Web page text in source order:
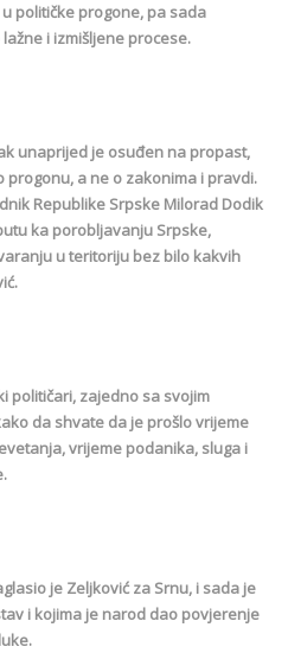
političke progone, pa sada
i izmišljene procese.
unaprijed je osuđen na propast,
progonu, a ne o zakonima i pravdi.
Republike Srpske Milorad Dodik
ka porobljavanju Srpske,
u teritoriju bez bilo kakvih
političari, zajedno sa svojim
da shvate da je prošlo vrijeme
vrijeme podanika, sluga i
je Zeljković za Srnu, i sada je
i kojima je narod dao povjerenje